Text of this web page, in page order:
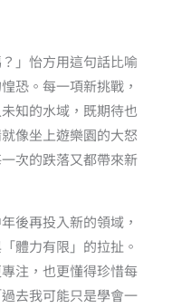
」怡方用這句話比喻
恐。每一項新挑戰，
知的水域，既期待也
像坐上遊樂園的大怒
次的跌落又都帶來新
後再投入新的領域，
體力有限」的拉扯。
注，也更懂得珍惜每
去我可能只是學會一